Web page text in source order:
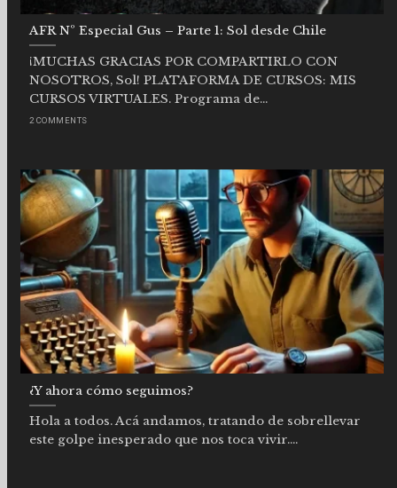
AFR Nº Especial Gus – Parte 1: Sol desde Chile
¡MUCHAS GRACIAS POR COMPARTIRLO CON
NOSOTROS, Sol! PLATAFORMA DE CURSOS: MIS
CURSOS VIRTUALES. Programa de...
2 COMMENTS
¿Y ahora cómo seguimos?
Hola a todos. Acá andamos, tratando de sobrellevar
este golpe inesperado que nos toca vivir....